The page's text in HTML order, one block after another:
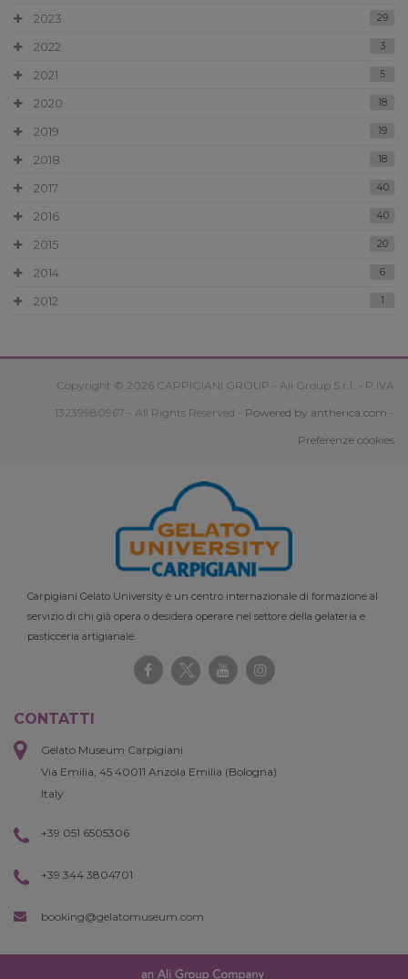
2023 29
2022 3
2021 5
2020 18
2019 19
2018 18
2017 40
2016 40
2015 20
2014 6
2012 1
Copyright © 2026 CARPIGIANI GROUP - Ali Group S.r.l. - P.IVA
13239980967 - All Rights Reserved - Powered by antherica.com -
Preferenze cookies
Carpigiani Gelato University è un centro internazionale di formazione al
servizio di chi già opera o desidera operare nel settore della gelateria e
pasticceria artigianale.
CONTATTI
Gelato Museum Carpigiani
Via Emilia, 45 40011 Anzola Emilia (Bologna)
Italy
+39 051 6505306
+39 344 3804701
booking@gelatomuseum.com